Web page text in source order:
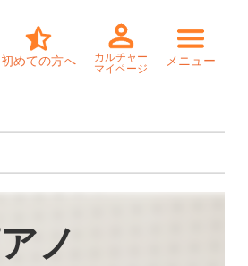
初めての方へ
カルチャー
マイページ
メニュー
ノ